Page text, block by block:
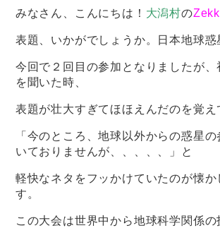
みなさん、こんにちは！ 大潟村の
表題、いかがでしょうか。日本地球惑
今回で２回目の参加となりましたが、
を聞いた時、
表題が壮大すぎてほほえんだのを覚え
「今のところ、地球以外からの惑星
いておりませんが、、、、、」と
軽快なネタをフッかけていたのが懐か
す。
この大会は世界中から地球科学関係